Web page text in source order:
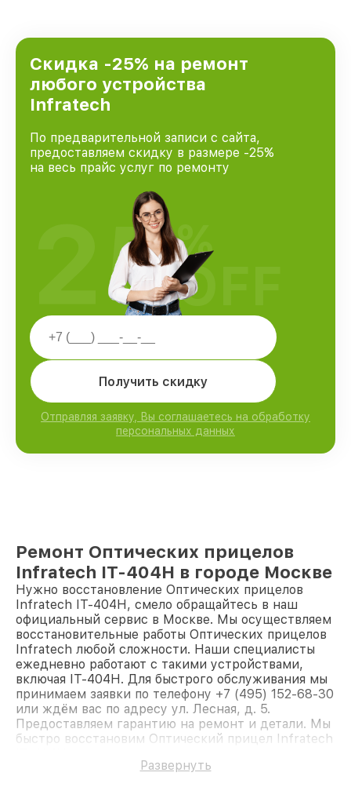
городе Москве, постоянно повышая уровень
доверия и лояльности наших клиентов.
Скидка -25% на ремонт
любого устройства
Infratech
По предварительной записи с сайта,
предоставляем скидку в размере -25%
на весь прайс услуг по ремонту
Получить скидку
Отправляя заявку, Вы соглашаетесь на обработку
персональных данных
25%
OFF
Ремонт Оптических прицелов
Infratech IT-404H в городе Москве
Нужно восстановление Оптических прицелов
Infratech IT-404H, смело обращайтесь в наш
официальный сервис в Москве. Мы осуществляем
восстановительные работы Оптических прицелов
Infratech любой сложности. Наши специалисты
ежедневно работают с такими устройствами,
включая IT-404H. Для быстрого обслуживания мы
принимаем заявки по телефону +7 (495) 152-68-30
или ждём вас по адресу ул. Лесная, д. 5.
Предоставляем гарантию на ремонт и детали. Мы
быстро восстановим Оптический прицел Infratech
Развернуть